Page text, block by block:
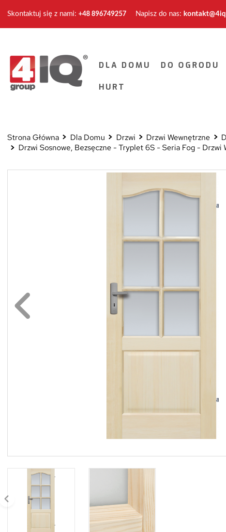
Skontaktuj się z nami: +48 896749257 Napisz do nas:
DLA DOMU DO OGRODU
HURT
Strona Główna Dla Domu Drzwi Drzwi Wewnętrzne
Drzwi Sosnowe, Bezsęczne - Tryplet 6S - Seria Fog - Drzwi